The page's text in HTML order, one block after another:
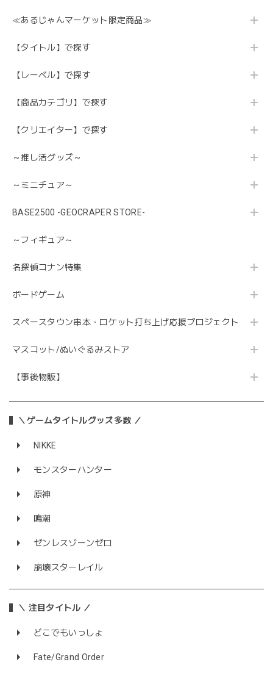
≪あるじゃんマーケット限定商品≫
【タイトル】で探す
【レーベル】で探す
【商品カテゴリ】で探す
【クリエイター】で探す
～推し活グッズ～
～ミニチュア～
BASE2500 -GEOCRAPER STORE-
～フィギュア～
名探偵コナン特集
ボードゲーム
スペースタウン串本・ロケット打ち上げ応援プロジェクト
マスコット/ぬいぐるみストア
【事後物販】
＼ゲームタイトルグッズ多数 ／
NIKKE
モンスターハンター
原神
鳴潮
ゼンレスゾーンゼロ
崩壊スターレイル
＼ 注目タイトル ／
どこでもいっしょ
Fate/Grand Order